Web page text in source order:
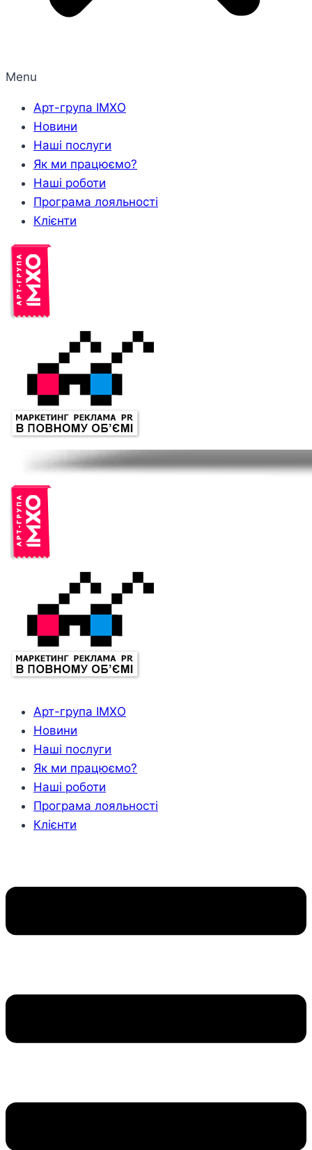
Menu
Арт-група ІМХО
Новини
Наші послуги
Як ми працюємо?
Наші роботи
Програма лояльності
Клієнти
Арт-група ІМХО
Новини
Наші послуги
Як ми працюємо?
Наші роботи
Програма лояльності
Клієнти